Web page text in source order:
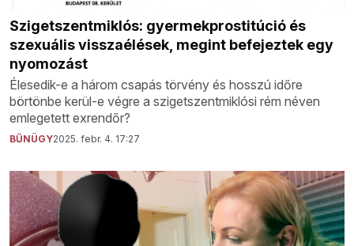
Szigetszentmiklós: gyermekprostitúció és
szexuális visszaélések, megint befejeztek egy
nyomozást
Élesedik-e a három csapás törvény és hosszú időre
börtönbe kerül-e végre a szigetszentmiklósi rém néven
emlegetett exrendőr?
BŰNÜGY2025. febr. 4. 17:27